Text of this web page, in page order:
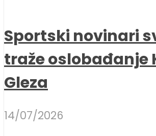
Sportski novinari
traže oslobađanje
Gleza
14/07/2026